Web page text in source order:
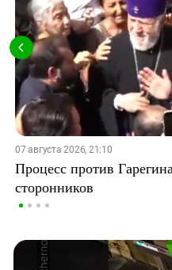
07 августа 2026, 21:10
Процесс против
сторонников